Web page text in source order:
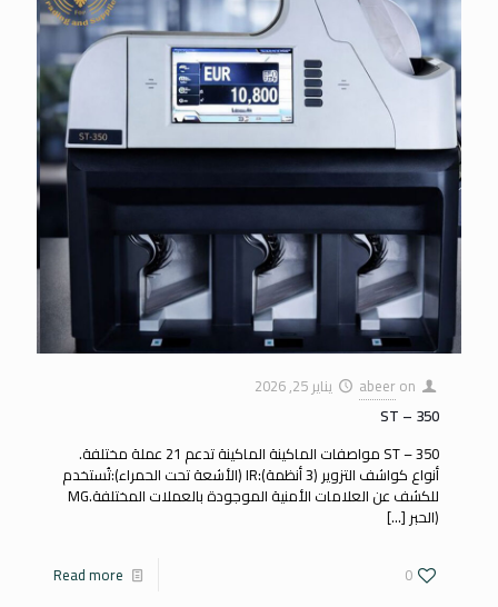
abeer on
يناير 25, 2026
ST – 350
ST – 350 مواصفات الماكينة الماكينة تدعم 21 عملة مختلفة.
أنواع كواشف التزوير (3 أنظمة):IR (الأشعة تحت الحمراء):تُستخدم
للكشف عن العلامات الأمنية الموجودة بالعملات المختلفة.MG
(الحبر […]
0
Read more